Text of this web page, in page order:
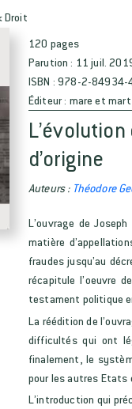
Droit
120 pages
Parution : 11 juil.
ISBN : 978-2-84934-
Éditeur : mare et
d’origine
Auteurs : Théodore
L’ouvrage de
matière
fraudes jusqu’au
récapitule l’oeuvre
testament politique
La réédition de
difficultés qui ont
finalement, le
pour les autres Etats
L’introduction qui